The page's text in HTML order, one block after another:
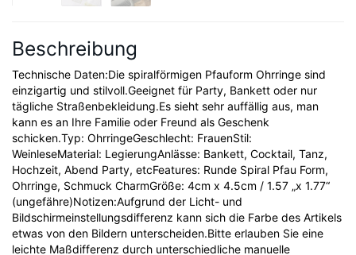
Beschreibung
Technische Daten:Die spiralförmigen Pfauform Ohrringe sind
einzigartig und stilvoll.Geeignet für Party, Bankett oder nur
tägliche Straßenbekleidung.Es sieht sehr auffällig aus, man
kann es an Ihre Familie oder Freund als Geschenk
schicken.Typ: OhrringeGeschlecht: FrauenStil:
WeinleseMaterial: LegierungAnlässe: Bankett, Cocktail, Tanz,
Hochzeit, Abend Party, etcFeatures: Runde Spiral Pfau Form,
Ohrringe, Schmuck CharmGröße: 4cm x 4.5cm / 1.57 „x 1.77“
(ungefähre)Notizen:Aufgrund der Licht- und
Bildschirmeinstellungsdifferenz kann sich die Farbe des Artikels
etwas von den Bildern unterscheiden.Bitte erlauben Sie eine
leichte Maßdifferenz durch unterschiedliche manuelle